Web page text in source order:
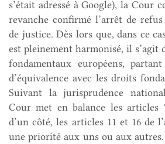
s’était adressé à Google), la Cour
revanche confirmé l’arrêt de
de justice. Dès lors que, dans ce
est pleinement harmonisé, il s’agit
fondamentaux européens,
d’équivalence avec les droits
Suivant la jurisprudence
Cour met en balance les
d’un côté, les articles 11 et 16 de
une priorité aux uns ou aux autres.